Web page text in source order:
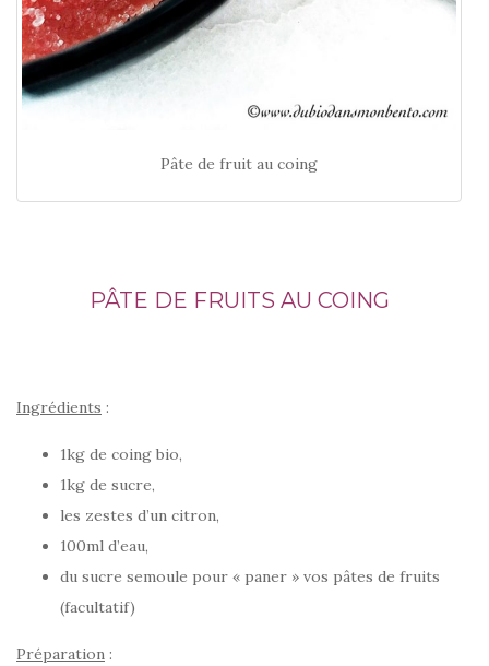
Pâte de fruit au coing
PÂTE DE FRUITS AU COING
Ingrédients :
1kg de coing bio,
1kg de sucre,
les zestes d’un citron,
100ml d’eau,
du sucre semoule pour « paner » vos pâtes de fruits
(facultatif)
Préparation :